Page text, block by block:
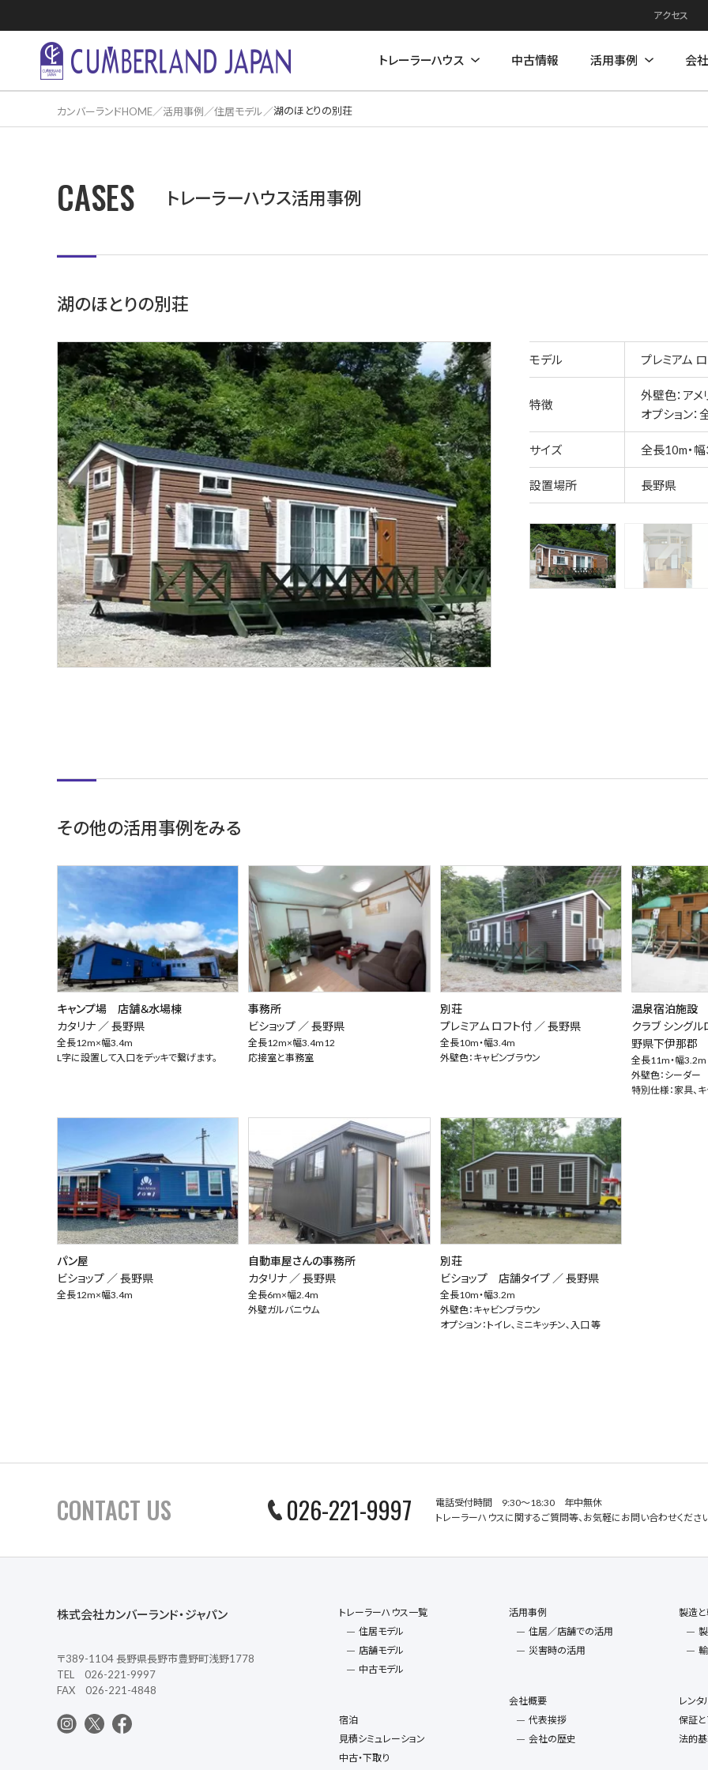
アクセス
トレーラーハウス 中古情報 活用事例 会
カンバーランドHOME 活用事例 住居モデル 湖のほとりの別荘
CASES トレーラーハウス活用事例
湖のほとりの別荘
モデル プレミアム
特徴
外壁色：アメ
オプション：
サイズ 全長10m・
設置場所 長野県
その他の活用事例をみる
キャンプ場 店舗＆水場棟
カタリナ ／長野県
全長12m×幅3.4m
L字に設置して入口をデッキで繋げます。
事務所
ビショップ ／長野県
全長12m×幅3.4m12
応接室と事務室
別荘
プレミアム ロフト付 ／長野県
全長10m・幅3.4m
外壁色：キャビンブラウン
温泉宿泊施設
クラブ シングル
野県下伊那郡
全長11m・幅3.2m
外壁色：シーダー
特別仕様：家具、
パン屋
ビショップ ／長野県
全長12m×幅3.4m
自動車屋さんの事務所
カタリナ ／長野県
全長6m×幅2.4m
外壁ガルバニウム
別荘
ビショップ 店舗タイプ ／長野県
全長10m・幅3.2m
外壁色：キャビンブラウン
オプション：トイレ､ミニキッチン､入口 等
CONTACT US 026-221-9997
電話受付時間 9:30～18:30 年中無休
トレーラーハウスに関するご質問等、お気軽にお問い合わせくださ
株式会社カンバーランド・ジャパン
〒389-1104 長野県長野市豊野町浅野1778
TEL 026-221-9997
FAX 026-221-4848
トレーラーハウス一覧
住居モデル
店舗モデル
中古モデル
宿泊
見積シミュレーション
中古・下取り
活用事例
住居／店舗での活用
災害時の活用
会社概要
代表挨拶
会社の歴史
製造
レンタ
保証と
法的